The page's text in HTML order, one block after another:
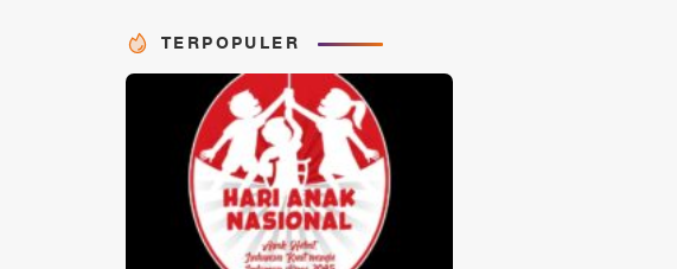
TERPOPULER